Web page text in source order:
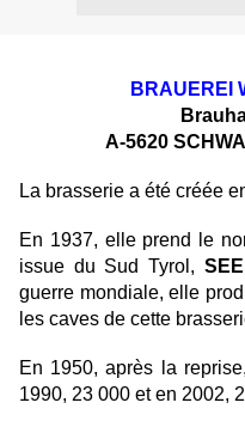
BRAUEREI
A-5620
La brasserie a été créée
En 1937, elle prend le
issue du Sud Tyrol,
guerre mondiale, elle
les caves de cette
En 1950, après la
1990, 23 000 et en 2002,